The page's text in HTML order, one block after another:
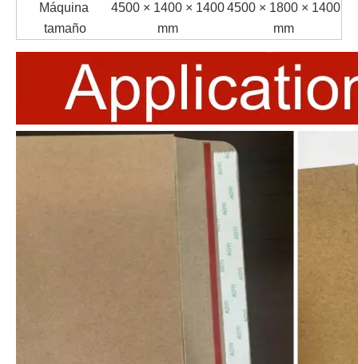
Máquina
tamaño
4500 × 1400 × 1400
mm
4500 × 1800 × 1400
mm